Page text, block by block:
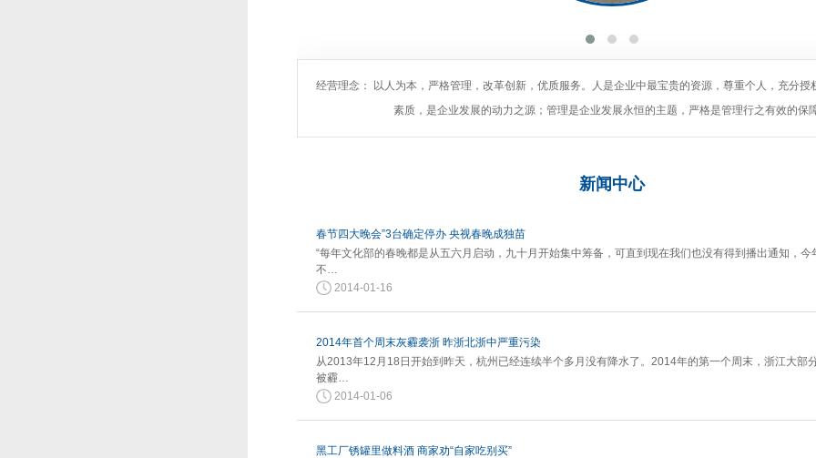
经营理念： 以人为本，严格管理，改革创新，优质服务。人是企业中最宝贵的资源，尊重个人，充分授
素质，是企业发展的动力之源；管理是企业发展永恒的主题，严格是管理行之有效的保
新闻 中心
春节四大晚会”3台确定停办 央视春晚成独苗
“每年文化部的春晚都是从五六月启动，九十月开始集中筹备，可直到现在我们也没有得到播出通知，今
不…
2014-01-16
2014年首个周末灰霾袭浙 昨浙北浙中严重污染
从2013年12月18日开始到昨天，杭州已经连续半个多月没有降水了。2014年的第一个周末，浙江大部
被霾…
2014-01-06
黑工厂锈罐里做料酒 商家劝“自家吃别买”